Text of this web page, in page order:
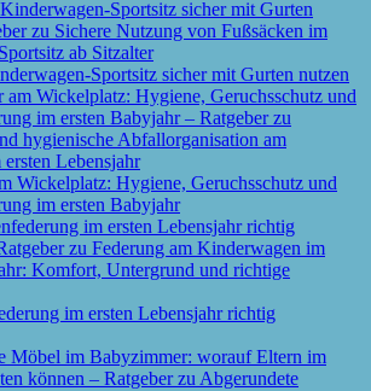
Sportsitz sicher mit Gurten nutzen
Wickelplatz: Hygiene, Geruchsschutz und
im ersten Babyjahr
im ersten Lebensjahr richtig